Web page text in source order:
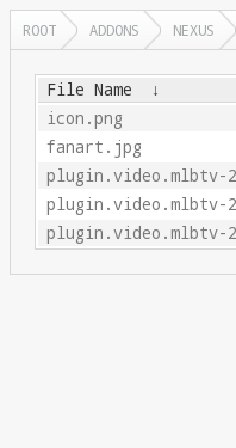
ROOT ADDONS NEXUS
File Name ↓
icon.png
fanart.jpg
plugin.video.mlbtv-
plugin.video.mlbtv-
plugin.video.mlbtv-